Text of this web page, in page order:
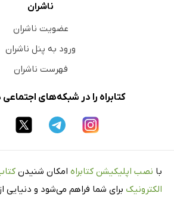
ناشران
عضویت ناشران
ورود به پنل ناشران
فهرست ناشران
کتابراه را در شبکه‌های اجتماعی
با نصب اپلیکیشن کتابراه امکان شنیدن
الکترونیک برای شما فراهم می‌شود و دنیایی